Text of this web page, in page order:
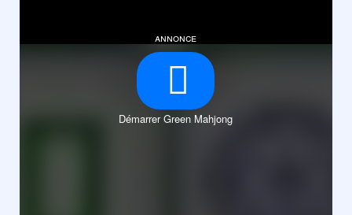
annonce
Démarrer Green Mahjong